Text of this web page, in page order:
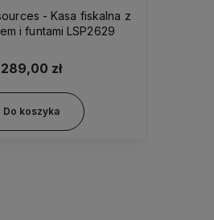
- Kasa fiskalna z
i funtami LSP2629
289,00 zł
Do koszyka